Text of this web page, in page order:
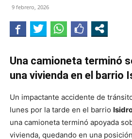
9 febrero, 2026
Una camioneta terminó
una vivienda en el barrio
Un impactante accidente de
lunes por la tarde en el barrio
una camioneta terminó apoyada
vivienda, quedando en una